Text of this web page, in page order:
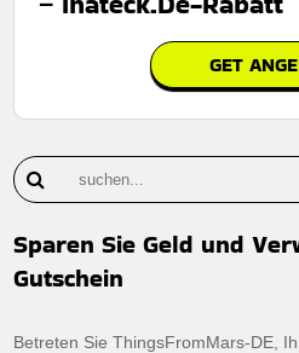
GET
Sparen Sie Geld und
Gutschein
Betreten Sie ThingsFromMars-DE,